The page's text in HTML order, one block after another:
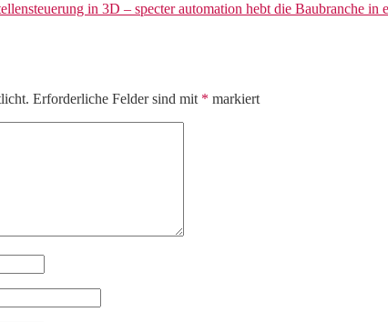
in 3D – specter automation hebt die Baubranche in
Erforderliche Felder sind mit * markiert